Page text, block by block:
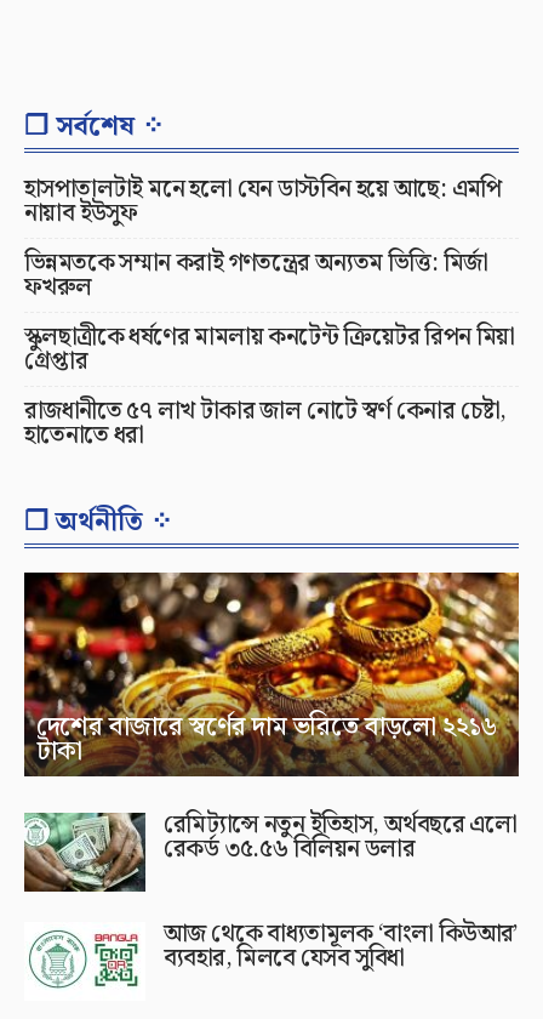
❐ সর্বশেষ ⁘
হাসপাতালটাই মনে হলো যেন ডাস্টবিন হয়ে আছে: এমপি
নায়াব ইউসুফ
ভিন্নমতকে সম্মান করাই গণতন্ত্রের অন্যতম ভিত্তি: মির্জা
ফখরুল
স্কুলছাত্রীকে ধর্ষণের মামলায় কনটেন্ট ক্রিয়েটর রিপন মিয়া
গ্রেপ্তার
রাজধানীতে ৫৭ লাখ টাকার জাল নোটে স্বর্ণ কেনার চেষ্টা,
হাতেনাতে ধরা
❐ অর্থনীতি ⁘
দেশের বাজারে স্বর্ণের দাম ভরিতে বাড়লো ২২১৬
টাকা
রেমিট্যান্সে নতুন ইতিহাস, অর্থবছরে এলো
রেকর্ড ৩৫.৫৬ বিলিয়ন ডলার
আজ থেকে বাধ্যতামূলক ‘বাংলা কিউআর’
ব্যবহার, মিলবে যেসব সুবিধা